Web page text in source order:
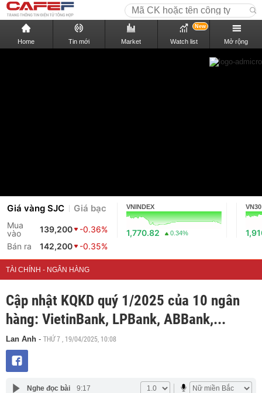
Home Tin mới Market Watch list
New
Mở rộng
Giá vàng SJC Giá bạc
Mua
vào
139,200
-0.36%
Bán ra
142,200 -0.35%
VNINDEX
1,770.82 0.34%
VN30
TÀI CHÍNH - NGÂN HÀNG
Cập nhật KQKD quý 1/2025 của 10 ngân
hàng: VietinBank, LPBank, ABBank,...
Lan Anh - THỨ 7 , 19/04/2025, 10:08
Nghe đọc bài 9:17